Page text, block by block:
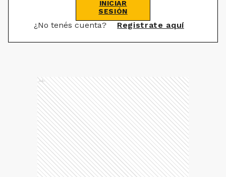
INICIAR
SESIÓN
¿No tenés cuenta? Registrate aquí
Ads